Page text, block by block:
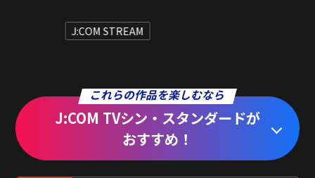
J:COM STREAM
これらの作品を楽しむなら
J:COM TVシン・スタンダードが
おすすめ！